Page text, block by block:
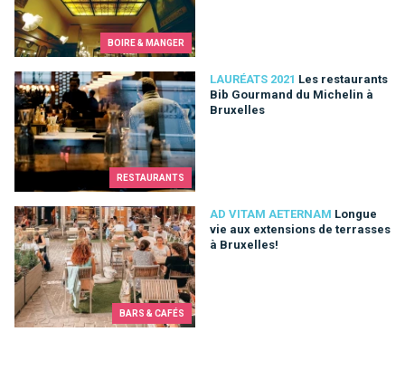
BOIRE & MANGER
RESTAURANTS
LAURÉATS 2021 Les restaurants
Bib Gourmand du Michelin à
Bruxelles
Les restaurants Bib Gourmand du Michelin à Bruxelles
BARS & CAFÉS
AD VITAM AETERNAM Longue
vie aux extensions de terrasses
à Bruxelles!
Longue vie aux extensions de terrasses à Bruxelles!